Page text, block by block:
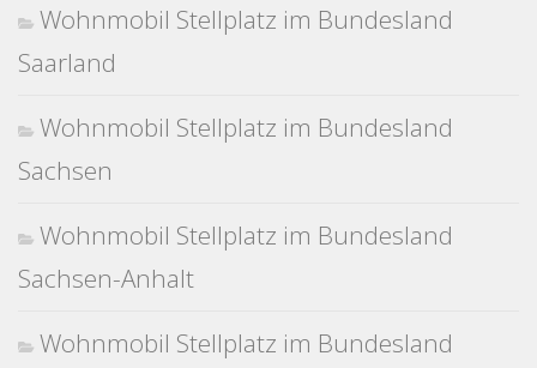
Wohnmobil Stellplatz im Bundesland
Saarland
Wohnmobil Stellplatz im Bundesland
Sachsen
Wohnmobil Stellplatz im Bundesland
Sachsen-Anhalt
Wohnmobil Stellplatz im Bundesland